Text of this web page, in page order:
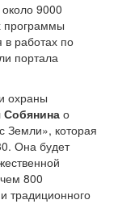
9000
программы
работах по
портала
охраны
Собянина о
Земли», которая
Она будет
800
традиционного